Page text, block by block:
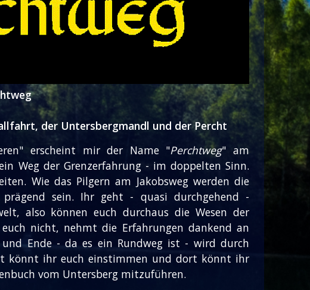
der Untersbergmandl und der Percht
erscheint mir der Name "Perchtweg" am
Weg der Grenzerfahrung - im doppelten Sinn.
Wie das Pilgern am Jakobsweg werden die
prägend sein. Ihr geht - quasi durchgehend -
also können euch durchaus die Wesen der
euch nicht, nehmt die Erfahrungen dankend an
Ende - da es ein Rundweg ist - wird durch
könnt ihr euch einstimmen und dort könnt ihr
vom Untersberg mitzuführen.